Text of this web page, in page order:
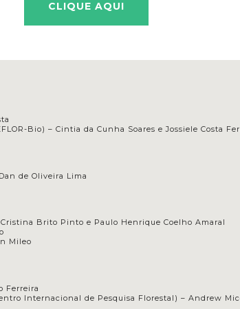
CLIQUE AQUI
Bio) – Cintia da Cunha Soares e Jossiele Costa
de Oliveira Lima
Brito Pinto e Paulo Henrique Coelho Amaral
Mileo
Ferreira
Internacional de Pesquisa Florestal) – Andrew